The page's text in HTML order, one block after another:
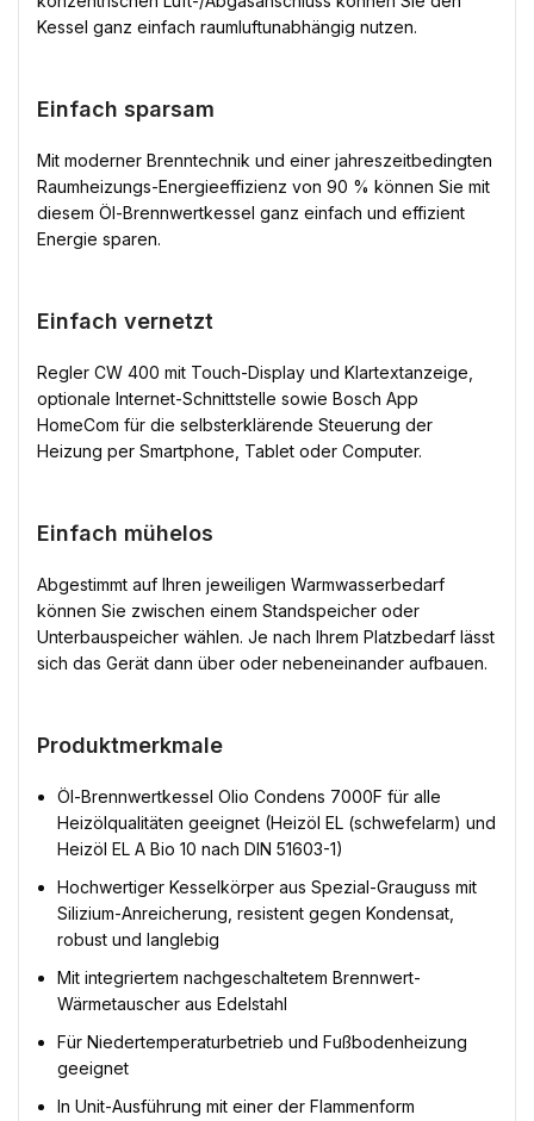
Kessel ganz einfach raumluftunabhängig nutzen.
Einfach sparsam
Mit moderner Brenntechnik und einer jahreszeitbedingten
Raumheizungs-Energieeffizienz von 90 % können Sie mit
diesem Öl-Brennwertkessel ganz einfach und effizient
Energie sparen.
Einfach vernetzt
Regler CW 400 mit Touch-Display und Klartextanzeige,
optionale Internet-Schnittstelle sowie Bosch App
HomeCom für die selbsterklärende Steuerung der
Heizung per Smartphone, Tablet oder Computer.
Einfach mühelos
Abgestimmt auf Ihren jeweiligen Warmwasserbedarf
können Sie zwischen einem Standspeicher oder
Unterbauspeicher wählen. Je nach Ihrem Platzbedarf lässt
sich das Gerät dann über oder nebeneinander aufbauen.
Produktmerkmale
Öl-Brennwertkessel Olio Condens 7000F für alle
Heizölqualitäten geeignet (Heizöl EL (schwefelarm) und
Heizöl EL A Bio 10 nach DIN 51603-1)
Hochwertiger Kesselkörper aus Spezial-Grauguss mit
Silizium-Anreicherung, resistent gegen Kondensat,
robust und langlebig
Mit integriertem nachgeschaltetem Brennwert-
Wärmetauscher aus Edelstahl
Für Niedertemperaturbetrieb und Fußbodenheizung
geeignet
In Unit-Ausführung mit einer der Flammenform